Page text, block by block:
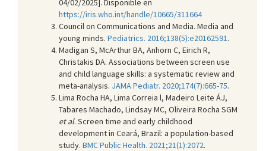
https://iris.who.int/handle/10665/311664
Council on Communications and Media. Media and
young minds. Pediatrics. 2016;138(5):e20162591 .
Madigan S, McArthur BA, Anhorn C, Eirich R,
Christakis DA. Associations between screen use
and child language skills: a systematic review and
meta-analysis. JAMA Pediatr. 2020;174(7):665-75.
Lima Rocha HA, Lima Correia l, Madeiro Leite ÁJ,
Tabares Machado, Lindsay MC, Oliveira Rocha SGM
et al. Screen time and early childhood
development in Ceará, Brazil: a population-based
study. BMC Public Health. 2021;21(1):2072.